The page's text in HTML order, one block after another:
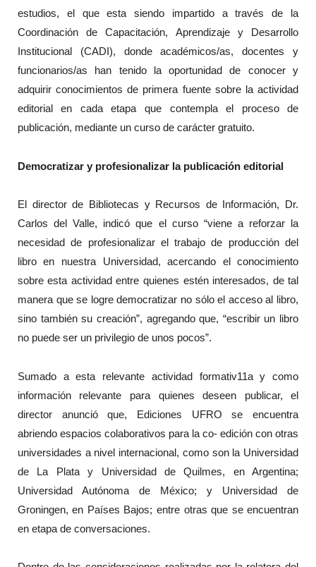
estudios, el que esta siendo impartido a través de la
Coordinación de Capacitación, Aprendizaje y Desarrollo
Institucional (CADI), donde académicos/as, docentes y
funcionarios/as han tenido la oportunidad de conocer y
adquirir conocimientos de primera fuente sobre la actividad
editorial en cada etapa que contempla el proceso de
publicación, mediante un curso de carácter gratuito.
Democratizar y profesionalizar la publicación editorial
El director de Bibliotecas y Recursos de Información, Dr.
Carlos del Valle, indicó que el curso “viene a reforzar la
necesidad de profesionalizar el trabajo de producción del
libro en nuestra Universidad, acercando el conocimiento
sobre esta actividad entre quienes estén interesados, de tal
manera que se logre democratizar no sólo el acceso al libro,
sino también su creación”, agregando que, “escribir un libro
no puede ser un privilegio de unos pocos”.
Sumado a esta relevante actividad formativ11a y como
información relevante para quienes deseen publicar, el
director anunció que, Ediciones UFRO se encuentra
abriendo espacios colaborativos para la co- edición con otras
universidades a nivel internacional, como son la Universidad
de La Plata y Universidad de Quilmes, en Argentina;
Universidad Autónoma de México; y Universidad de
Groningen, en Países Bajos; entre otras que se encuentran
en etapa de conversaciones.